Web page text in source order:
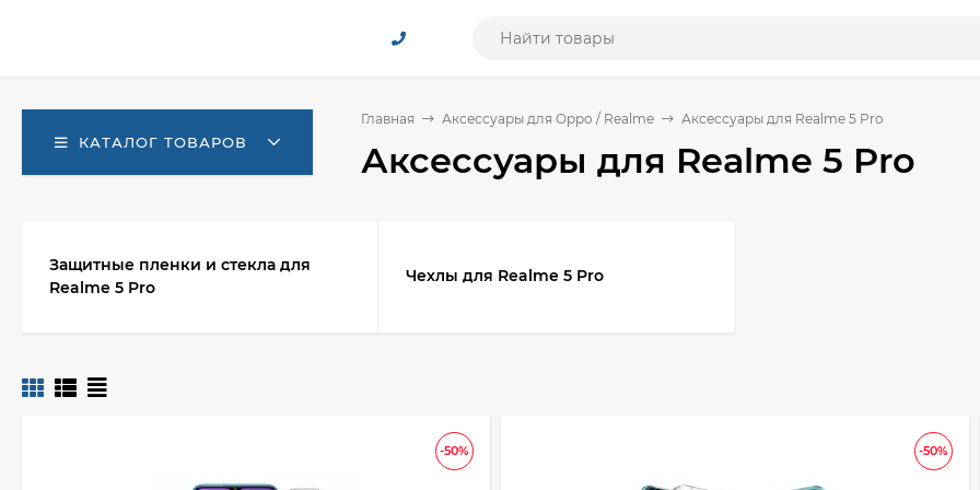
КАТАЛОГ ТОВАРОВ
Главная Аксессуары для Oppo / Realme Аксессуары для Realme 5 Pro
Аксессуары для Realme 5 Pro
Защитные пленки и стекла для
Realme 5 Pro
Чехлы для Realme 5 Pro
-50% -50%